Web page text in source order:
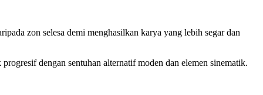
zon selesa demi menghasilkan karya yang lebih segar dan
dengan sentuhan alternatif moden dan elemen sinematik.